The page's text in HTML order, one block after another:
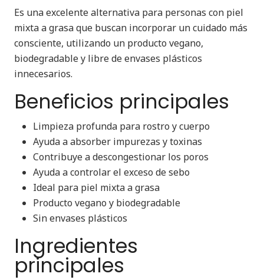
Es una excelente alternativa para personas con piel
mixta a grasa que buscan incorporar un cuidado más
consciente, utilizando un producto vegano,
biodegradable y libre de envases plásticos
innecesarios.
Beneficios principales
Limpieza profunda para rostro y cuerpo
Ayuda a absorber impurezas y toxinas
Contribuye a descongestionar los poros
Ayuda a controlar el exceso de sebo
Ideal para piel mixta a grasa
Producto vegano y biodegradable
Sin envases plásticos
Ingredientes
principales